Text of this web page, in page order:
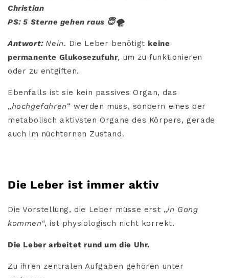
Christian
PS: 5 Sterne gehen raus 😇🌪️
Antwort:Nein. Die Leber benötigt keine
permanente Glukosezufuhr, um zu funktionieren
oder zu entgiften.
Ebenfalls ist sie kein passives Organ, das
„hochgefahren“ werden muss, sondern eines der
metabolisch aktivsten Organe des Körpers, gerade
auch im nüchternen Zustand.
Die Leber ist immer aktiv
Die Vorstellung, die Leber müsse erst „in Gang
kommen“, ist physiologisch nicht korrekt.
Die Leber arbeitet rund um die Uhr.
Zu ihren zentralen Aufgaben gehören unter